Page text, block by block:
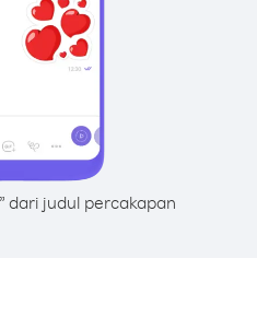
dari judul percakapan